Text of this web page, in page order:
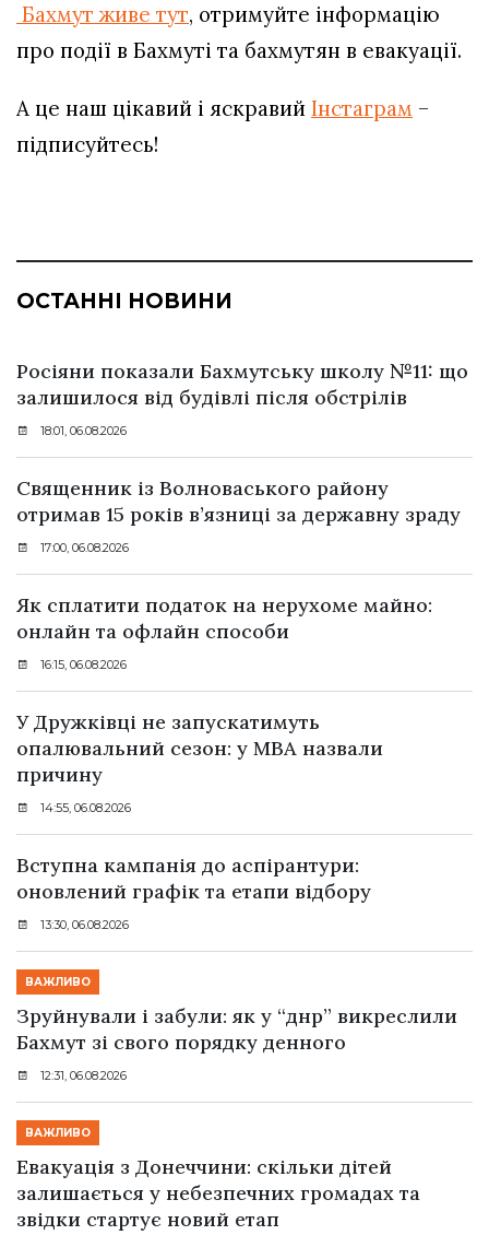
Бахмут живе тут, отримуйте інформацію
про події в Бахмуті та бахмутян в евакуації.
А це наш цікавий і яскравий Інстаграм –
підписуйтесь!
ОСТАННІ НОВИНИ
Росіяни показали Бахмутську школу №11: що
залишилося від будівлі після обстрілів
18:01, 06.08.2026
Священник із Волноваського району
отримав 15 років в’язниці за державну зраду
17:00, 06.08.2026
Як сплатити податок на нерухоме майно:
онлайн та офлайн способи
16:15, 06.08.2026
У Дружківці не запускатимуть
опалювальний сезон: у МВА назвали
причину
14:55, 06.08.2026
Вступна кампанія до аспірантури:
оновлений графік та етапи відбору
13:30, 06.08.2026
ВАЖЛИВО
Зруйнували і забули: як у “днр” викреслили
Бахмут зі свого порядку денного
12:31, 06.08.2026
ВАЖЛИВО
Евакуація з Донеччини: скільки дітей
залишається у небезпечних громадах та
звідки стартує новий етап